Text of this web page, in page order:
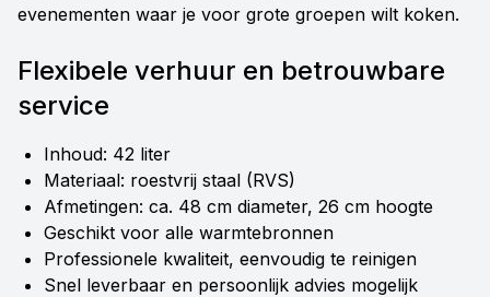
evenementen waar je voor grote groepen wilt koken.
Flexibele verhuur en betrouwbare
service
Inhoud: 42 liter
Materiaal: roestvrij staal (RVS)
Afmetingen: ca. 48 cm diameter, 26 cm hoogte
Geschikt voor alle warmtebronnen
Professionele kwaliteit, eenvoudig te reinigen
Snel leverbaar en persoonlijk advies mogelijk